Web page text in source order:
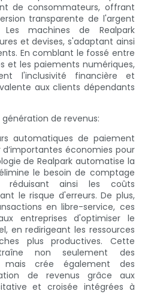
de consommateurs, offrant
transparente de l'argent
machines de Realpark
et devises, s'adaptant ainsi
En comblant le fossé entre
et les paiements numériques,
l'inclusivité financière et
aux clients dépendants
de revenus:
automatiques de paiement
économies pour
de Realpark automatise la
le besoin de comptage
réduisant ainsi les coûts
le risque d'erreurs. De plus,
en libre-service, ces
entreprises d'optimiser le
en redirigeant les ressources
plus productives. Cette
non seulement des
crée également des
de revenus grâce aux
et croisée intégrées à